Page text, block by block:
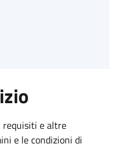
requisiti e altre
e le condizioni di